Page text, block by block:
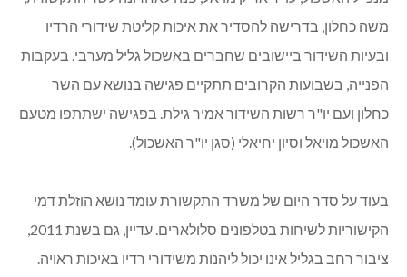
משה כחלון, בדרישה להסדיר את איכות קליטת שידורי הרדיו
ובעיות השידור ביישובים שחברים באשכול גליל מערבי. בעקבות
הפנייה, בשבועות הקרובים תתקיים פגישה בנושא עם השר
כחלון ועם יו"ר רשות השידור אמיר גילת. בפגישה ישתתפו מטעם
האשכול מויאל וסיון יחיאלי (סגן יו"ר האשכול).
בעוד על סדר היום של משרד התקשורת עומד נושא הוזלת דמי
ציבור רחב בגליל אינו יכול ליהנות משידורי רדיו באיכות ראויה.